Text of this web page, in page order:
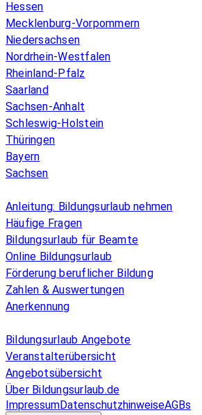
Hessen
Mecklenburg-Vorpommern
Niedersachsen
Nordrhein-Westfalen
Rheinland-Pfalz
Saarland
Sachsen-Anhalt
Schleswig-Holstein
Thüringen
Bayern
Sachsen
Anleitung: Bildungsurlaub nehmen
Häufige Fragen
Bildungsurlaub für Beamte
Online Bildungsurlaub
Förderung beruflicher Bildung
Zahlen & Auswertungen
Anerkennung
Bildungsurlaub Angebote
Veranstalterübersicht
Angebotsübersicht
Über Bildungsurlaub.de
ImpressumDatenschutzhinweiseAGBs